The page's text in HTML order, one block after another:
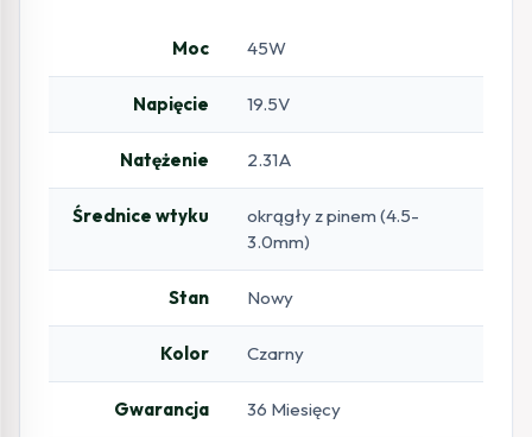
Moc 45W
Napięcie 19.5V
Natężenie 2.31A
Średnice wtyku
okrągły z pinem (4.5-
3.0mm)
Stan Nowy
Kolor Czarny
Gwarancja 36 Miesięcy